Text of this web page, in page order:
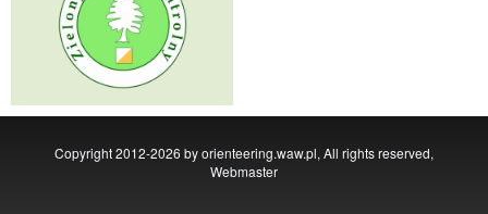
Copyright 2012-2026 by orienteering.waw.pl, All rights reserved,
Webmaster